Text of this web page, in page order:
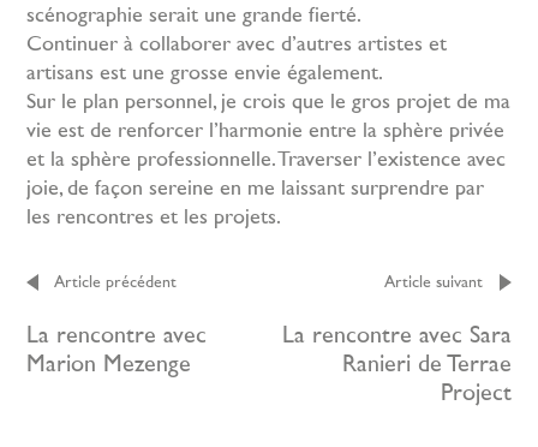
scénographie serait une grande fierté.
Continuer à collaborer avec d’autres artistes et
artisans est une grosse envie également.
Sur le plan personnel, je crois que le gros projet de ma
vie est de renforcer l’harmonie entre la sphère privée
et la sphère professionnelle. Traverser l’existence avec
joie, de façon sereine en me laissant surprendre par
les rencontres et les projets.
Article précédent
La rencontre avec
Marion Mezenge
Article suivant
La rencontre avec Sara
Ranieri de Terrae
Project